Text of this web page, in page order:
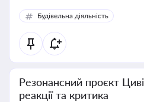
Будівельна діяльність
Резонансний проєкт
реакції та критика